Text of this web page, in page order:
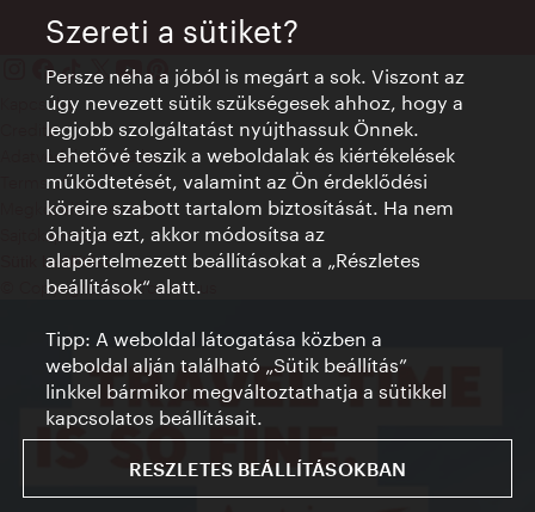
Kapcsolat
Credits
Adatvédelmi nyilatkozat
Terms of Use
Megközelíthetőség
Sajtókapcsolat
Sütik beállítása
© Copyright WienTourismus
Szereti a sütiket?
Persze néha a jóból is megárt a sok. Viszont az
úgy nevezett sütik szükségesek ahhoz, hogy a
legjobb szolgáltatást nyújthassuk Önnek.
Lehetővé teszik a weboldalak és kiértékelések
működtetését, valamint az Ön érdeklődési
köreire szabott tartalom biztosítását. Ha nem
óhajtja ezt, akkor módosítsa az
alapértelmezett beállításokat a „Részletes
beállítások“ alatt.
Tipp: A weboldal látogatása közben a
weboldal alján található „Sütik beállítás”
linkkel bármikor megváltoztathatja a sütikkel
kapcsolatos beállításait.
RESZLETES BEÁLLÍTÁSOKBAN